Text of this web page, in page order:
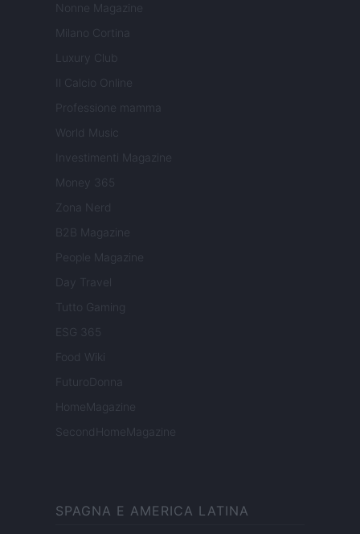
Nonne Magazine
Milano Cortina
Luxury Club
Il Calcio Online
Professione mamma
World Music
Investimenti Magazine
Money 365
Zona Nerd
B2B Magazine
People Magazine
Day Travel
Tutto Gaming
ESG 365
Food Wiki
FuturoDonna
HomeMagazine
SecondHomeMagazine
SPAGNA E AMERICA LATINA